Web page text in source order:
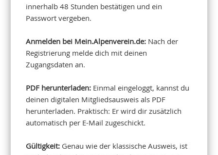
innerhalb 48 Stunden bestätigen und ein
Passwort vergeben.
Anmelden bei Mein.Alpenverein.de: Nach der
Registrierung melde dich mit deinen
Zugangsdaten an.
PDF herunterladen: Einmal eingeloggt, kannst du
deinen digitalen Mitgliedsausweis als PDF
herunterladen. Praktisch: Er wird dir zusätzlich
automatisch per E-Mail zugeschickt.
Gültigkeit: Genau wie der klassische Ausweis, ist